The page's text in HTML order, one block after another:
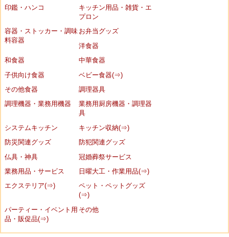
印鑑・ハンコ
キッチン用品・雑貨・エ
プロン
容器・ストッカー・調味
料容器
お弁当グッズ
洋食器
和食器
中華食器
子供向け食器
ベビー食器(⇒)
その他食器
調理器具
調理機器・業務用機器
業務用厨房機器・調理器
具
システムキッチン
キッチン収納(⇒)
防災関連グッズ
防犯関連グッズ
仏具・神具
冠婚葬祭サービス
業務用品・サービス
日曜大工・作業用品(⇒)
エクステリア(⇒)
ペット・ペットグッズ
(⇒)
パーティー・イベント用
品・販促品(⇒)
その他